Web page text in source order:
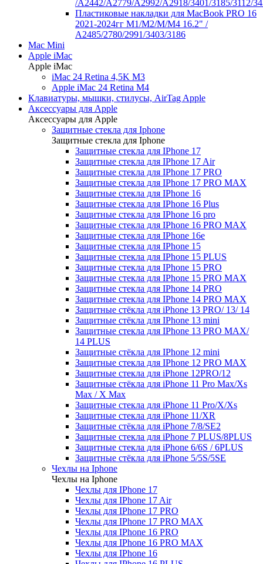
/A2442/A2779/A2992/A2918/3401/3185/3112/
Пластиковые накладки для MacBook PRO 16
2021-2024гг M1/M2/M/M4 16.2" /
А2485/2780/2991/3403/3186
Mac Mini
Apple iMac
Apple iMac
iMac 24 Retina 4,5K M3
Apple iMac 24 Retina M4
Клавиатуры, мышки, стилусы, AirTag Apple
Аксессуары для Apple
Аксессуары для Apple
Защитные стекла для Iphone
Защитные стекла для Iphone
Защитные стекла для IPhone 17
Защитные стекла для IPhone 17 Air
Защитные стекла для IPhone 17 PRO
Защитные стекла для IPhone 17 PRO MAX
Защитные стекла для IPhone 16
Защитные стекла для IPhone 16 Plus
Защитные стекла для IPhone 16 pro
Защитные стекла для IPhone 16 PRO MAX
Защитные стекла для IPhone 16e
Защитные стекла для IPhone 15
Защитные стекла для IPhone 15 PLUS
Защитные стекла для IPhone 15 PRO
Защитные стекла для IPhone 15 PRO MAX
Защитные стекла для IPhone 14 PRO
Защитные стекла для IPhone 14 PRO MAX
Защитные стёкла для iPhone 13 PRO/ 13/ 14
Защитные стёкла для IPhone 13 mini
Защитные стекла для IPhone 13 PRO MAX/
14 PLUS
Защитные стёкла для IPhone 12 mini
Защитные стекла для IPhone 12 PRO MAX
Защитные стекла для iPhone 12PRO/12
Защитные стёкла для iPhone 11 Pro Max/Xs
Max / X Max
Защитные стекла для iPhone 11 Pro/X/Xs
Защитные стекла для iPhone 11/XR
Защитные стёкла для iPhone 7/8/SE2
Защитные стекла для iPhone 7 PLUS/8PLUS
Защитные стекла для iPhone 6/6S / 6PLUS
Защитные стёкла для iPhone 5/5S/5SE
Чехлы на Iphone
Чехлы на Iphone
Чехлы для IPhone 17
Чехлы для IPhone 17 Air
Чехлы для IPhone 17 PRO
Чехлы для IPhone 17 PRO MAX
Чехлы для IPhone 16 PRO
Чехлы для IPhone 16 PRO MAX
Чехлы для IPhone 16